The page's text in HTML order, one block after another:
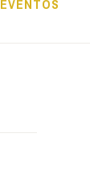
EVENTOS